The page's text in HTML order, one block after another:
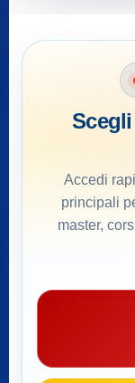
Accedi
principali
master,